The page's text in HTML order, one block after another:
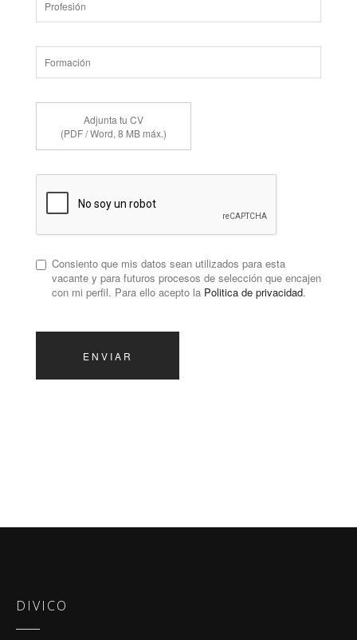
Adjunta tu CV
(PDF / Word, 8 MB máx.)
Consiento que mis datos sean utilizados para esta
vacante y para futuros procesos de selección que encajen
con mi perfil. Para ello acepto la Politica de privacidad.
ENVIAR
DIVICO